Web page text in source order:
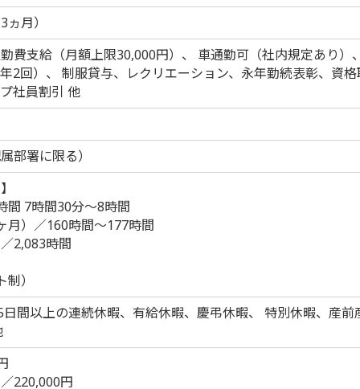
月）
費支給（月額上限30,000円）、 車通勤可（社内規定あり）
2回）、 制服貸与、レクリエーション、永年勤続表彰、資
社員割引 他
部署に限る）
7時間30分～8時間
）／160時間～177時間
2,083時間
）
間以上の連続休暇、有給休暇、慶弔休暇、 特別休暇、産
220,000円